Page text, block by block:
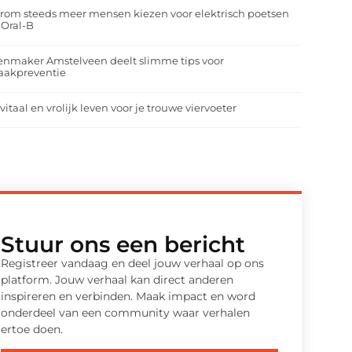
steeds meer mensen kiezen voor elektrisch poetsen
B
Amstelveen deelt slimme tips voor
en vrolijk leven voor je trouwe viervoeter
Stuur ons een bericht
Registreer vandaag en deel jouw verhaal op ons
platform. Jouw verhaal kan direct anderen
inspireren en verbinden. Maak impact en word
onderdeel van een community waar verhalen
ertoe doen.